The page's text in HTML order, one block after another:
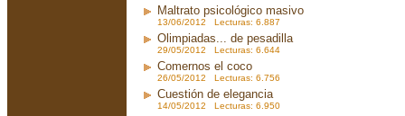
Maltrato psicológico masivo
13/06/2012 Lecturas: 6.887
Olimpiadas... de pesadilla
29/05/2012 Lecturas: 6.644
Comernos el coco
26/05/2012 Lecturas: 6.756
Cuestión de elegancia
14/05/2012 Lecturas: 6.950